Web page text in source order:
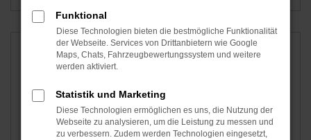
Funktional
Diese Technologien bieten die bestmögliche Funktionalität
der Webseite. Services von Drittanbietern wie Google
Maps, Chats, Fahrzeugbewertungssystem und weitere
werden aktiviert.
Statistik und Marketing
Diese Technologien ermöglichen es uns, die Nutzung der
Webseite zu analysieren, um die Leistung zu messen und
zu verbessern. Zudem werden Technologien eingesetzt,